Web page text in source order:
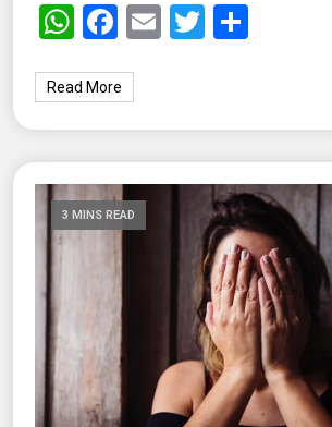
WhatsApp
Facebook
EmailTwitter
Read More
3 MINS READ